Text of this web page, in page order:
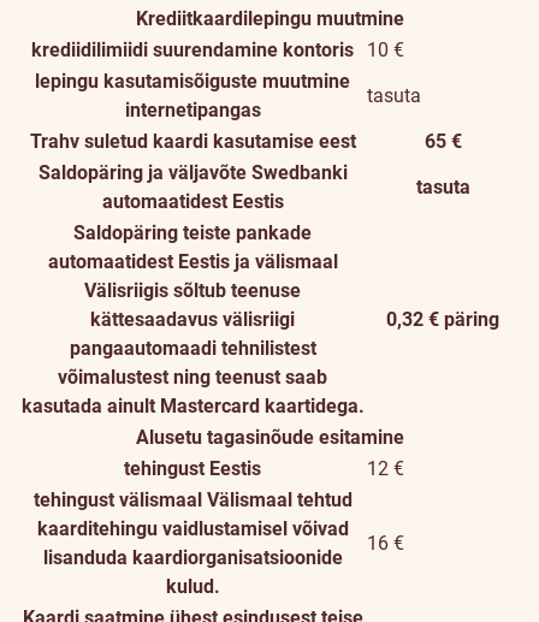
Krediitkaardilepingu muutmine
krediidilimiidi suurendamine kontoris
10 €
lepingu kasutamisõiguste muutmine
internetipangas
tasuta
Trahv suletud kaardi kasutamise eest
65 €
Saldopäring ja väljavõte Swedbanki
automaatidest Eestis
tasuta
Saldopäring teiste pankade
automaatidest Eestis ja välismaal
Välisriigis sõltub teenuse
kättesaadavus välisriigi
pangaautomaadi tehnilistest
võimalustest ning teenust saab
kasutada ainult Mastercard kaartidega.
0,32 € päring
Alusetu tagasinõude esitamine
tehingust Eestis
12 €
tehingust välismaal Välismaal tehtud
kaarditehingu vaidlustamisel võivad
lisanduda kaardiorganisatsioonide
kulud.
16 €